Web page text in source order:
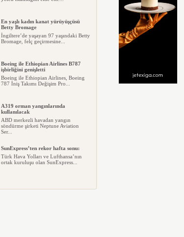
En yaşlı kadın kanat yürüyüşçüsü
Betty Bromage
İngiltere’de yaşayan 97 yaşındaki Betty
Bromage, felç geçirmesine...
Boeing ile Ethiopian Airlines B787
işbirliğini genişletti
Boeing ile Ethiopian Airlines, Boeing
787 İniş Takımı Değişim Pro...
A319 orman yangınlarında
kullanılacak
ABD merkezli havadan yangın
söndürme şirketi Neptune Aviation
Ser...
SunExpress’ten rekor hafta sonu:
Türk Hava Yolları ve Lufthansa’nın
ortak kuruluşu olan SunExpress...
THY Osaka’da kapasite artışına